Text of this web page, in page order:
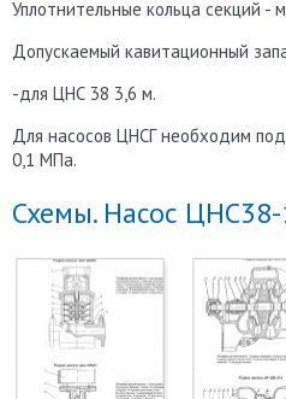
Уплотнительные кольца секций -
Допускаемый кавитационный
-для ЦНС 38 3,6 м.
Для насосов ЦНСГ необходим
0,1 МПа.
Схемы. Насос